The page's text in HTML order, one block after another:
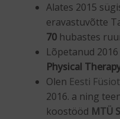
Alates 2015
eravastuvõtte
70 hubastes
Lõpetanud 2016
Physical
Olen Eesti
2016. a ning
koostööd MTÜ